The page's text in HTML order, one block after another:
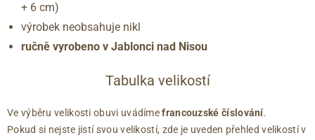
+ 6 cm)
výrobek neobsahuje nikl
ručně vyrobeno v Jablonci nad Nisou
Tabulka velikostí
Ve výběru velikosti obuvi uvádímefrancouzské číslování.
Pokud si nejste jistí svou velikostí, zde je uveden přehled velikostí v